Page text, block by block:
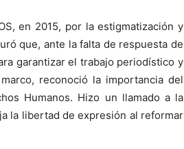
en 2015, por la estigmatización y
que, ante la falta de respuesta de
garantizar el trabajo periodístico y
reconoció la importancia del
Humanos. Hizo un llamado a la
la libertad de expresión al reformar